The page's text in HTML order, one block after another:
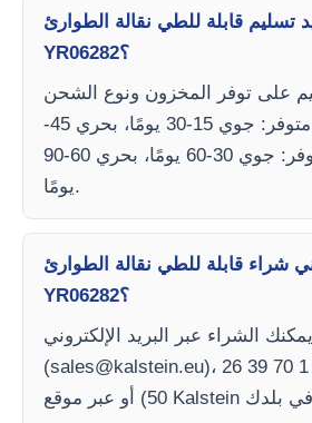
تسليم قابلة للطي نقالة الطوارئ
YR06282؟
على توفر المخزون ونوع الشحن
(جوي أو بحري). متوفر: جوي 15-30 يومًا، بحري 45-
60 يومًا. غير متوفر: جوي 30-60 يومًا، بحري 60-90
يومًا.
شراء قابلة للطي نقالة الطوارئ
YR06282؟
يمكنك الشراء عبر البريد الإلكتروني
(sales@kalstein.eu)، الهاتف (+33 (0) 1 70 39 26